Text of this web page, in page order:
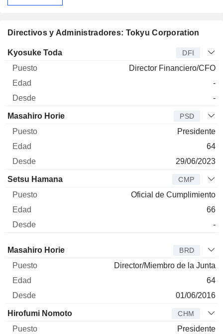
Directivos y Administradores: Tokyu Corporation
Director Puesto
Kyosuke Toda DFI
Director Financiero/CFO
-
-
Masahiro Horie PSD
Presidente
64
29/06/2023
Setsu Hamana CMP
Oficial de Cumplimiento
66
-
Administrador Puesto
Masahiro Horie BRD
Director/Miembro de la Junta
64
01/06/2016
Hirofumi Nomoto CHM
Presidente